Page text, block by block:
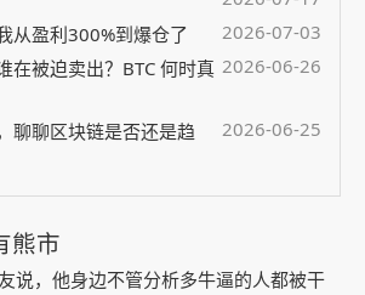
2026-07-03
从盈利300%到爆仓了
2026-06-26
在被迫卖出？BTC 何时真
2026-06-25
聊聊区块链是否还是趋
熊市
说，他身边不管分析多牛逼的人都被干